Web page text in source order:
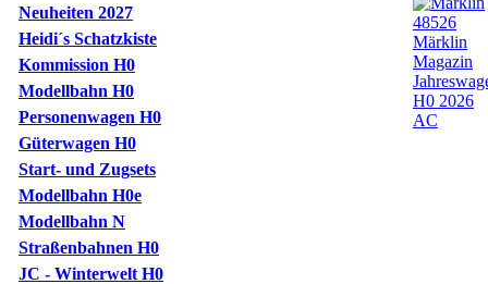
Neuheiten 2027
Heidi´s Schatzkiste
Kommission H0
Modellbahn H0
Personenwagen H0
Güterwagen H0
Start- und Zugsets
Modellbahn H0e
Modellbahn N
Straßenbahnen H0
JC - Winterwelt H0